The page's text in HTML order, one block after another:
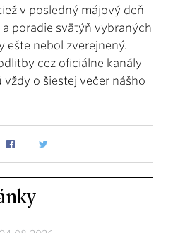
v posledný májový deň
poradie svätýň vybraných
ešte nebol zverejnený.
cez oficiálne kanály
vždy o šiestej večer nášho